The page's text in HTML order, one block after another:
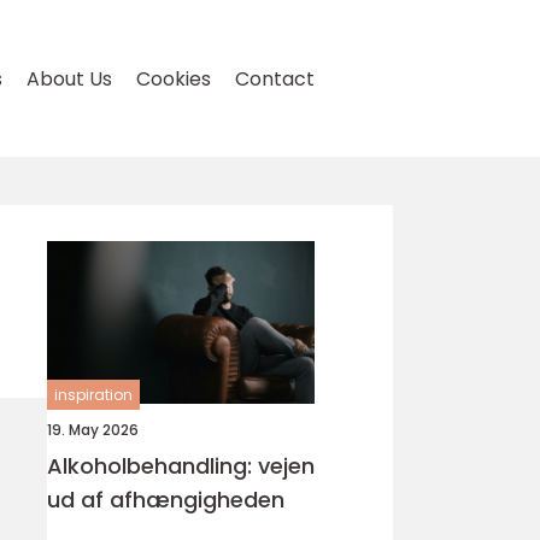
About Us Cookies Contact
inspiration
19. May 2026
Alkoholbehandling: vejen
ud af afhængigheden